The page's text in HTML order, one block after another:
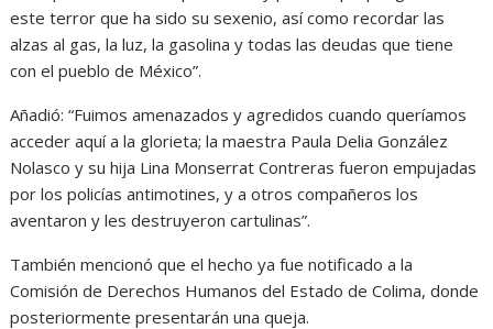
este terror que ha sido su sexenio, así como recordar las
alzas al gas, la luz, la gasolina y todas las deudas que tiene
con el pueblo de México”.
Añadió: “Fuimos amenazados y agredidos cuando queríamos
acceder aquí a la glorieta; la maestra Paula Delia González
Nolasco y su hija Lina Monserrat Contreras fueron empujadas
por los policías antimotines, y a otros compañeros los
aventaron y les destruyeron cartulinas”.
También mencionó que el hecho ya fue notificado a la
Comisión de Derechos Humanos del Estado de Colima, donde
posteriormente presentarán una queja.